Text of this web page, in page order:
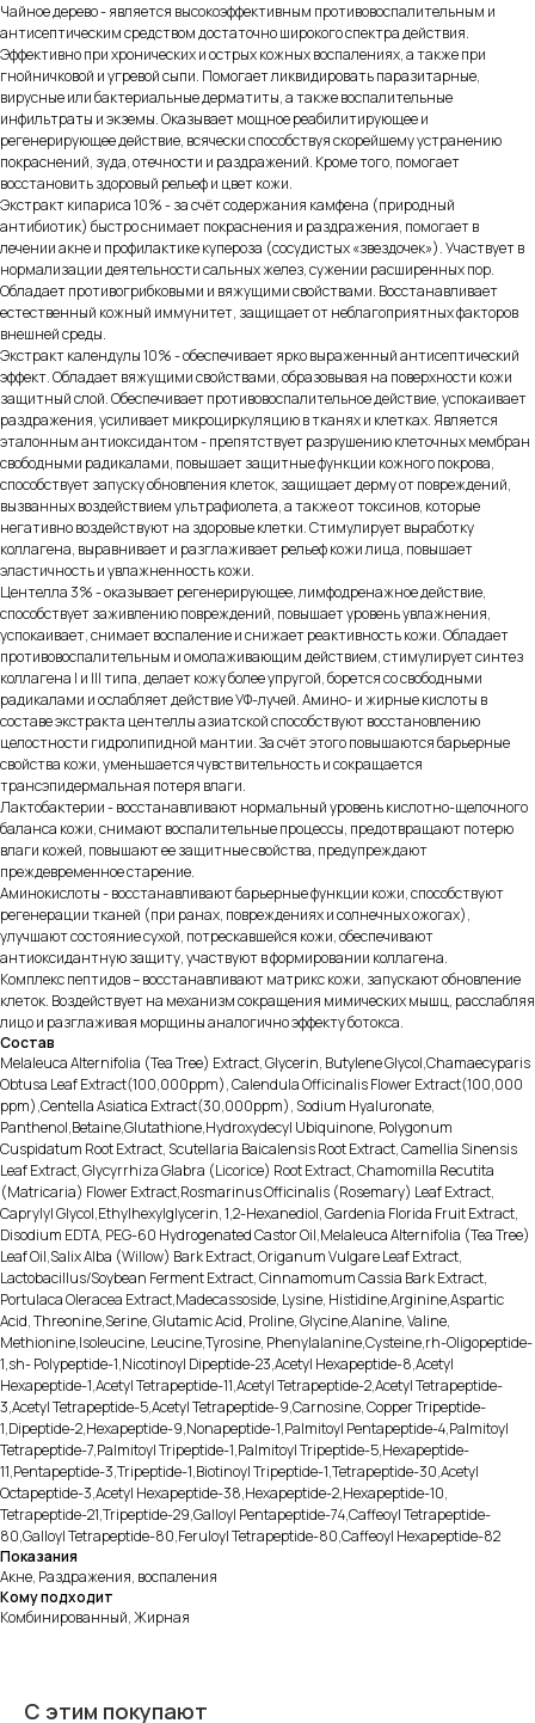
Чайное дерево - является высокоэффективным противовоспалительным и
антисептическим средством достаточно широкого спектра действия.
Эффективно при хронических и острых кожных воспалениях, а также при
гнойничковой и угревой сыпи. Помогает ликвидировать паразитарные,
вирусные или бактериальные дерматиты, а также воспалительные
инфильтраты и экземы. Оказывает мощное реабилитирующее и
регенерирующее действие, всячески способствуя скорейшему устранению
покраснений, зуда, отечности и раздражений. Кроме того, помогает
восстановить здоровый рельеф и цвет кожи.
Экстракт кипариса 10% - за счёт содержания камфена (природный
антибиотик) быстро снимает покраснения и раздражения, помогает в
лечении акне и профилактике купероза (сосудистых «звездочек»). Участвует в
нормализации деятельности сальных желез, сужении расширенных пор.
Обладает противогрибковыми и вяжущими свойствами. Восстанавливает
естественный кожный иммунитет, защищает от неблагоприятных факторов
внешней среды.
Экстракт календулы 10% - обеспечивает ярко выраженный антисептический
эффект. Обладает вяжущими свойствами, образовывая на поверхности кожи
защитный слой. Обеспечивает противовоспалительное действие, успокаивает
раздражения, усиливает микроциркуляцию в тканях и клетках. Является
эталонным антиоксидантом - препятствует разрушению клеточных мембран
свободными радикалами, повышает защитные функции кожного покрова,
способствует запуску обновления клеток, защищает дерму от повреждений,
вызванных воздействием ультрафиолета, а также от токсинов, которые
негативно воздействуют на здоровые клетки. Стимулирует выработку
коллагена, выравнивает и разглаживает рельеф кожи лица, повышает
эластичность и увлажненность кожи.
Центелла 3% - оказывает регенерирующее, лимфодренажное действие,
способствует заживлению повреждений, повышает уровень увлажнения,
успокаивает, снимает воспаление и снижает реактивность кожи. Обладает
противовоспалительным и омолаживающим действием, стимулирует синтез
коллагена I и III типа, делает кожу более упругой, борется со свободными
радикалами и ослабляет действие УФ-лучей. Амино- и жирные кислоты в
составе экстракта центеллы азиатской способствуют восстановлению
целостности гидролипидной мантии. За счёт этого повышаются барьерные
свойства кожи, уменьшается чувствительность и сокращается
трансэпидермальная потеря влаги.
Лактобактерии - восстанавливают нормальный уровень кислотно-щелочного
баланса кожи, снимают воспалительные процессы, предотвращают потерю
влаги кожей, повышают ее защитные свойства, предупреждают
преждевременное старение.
Аминокислоты - восстанавливают барьерные функции кожи, способствуют
регенерации тканей (при ранах, повреждениях и солнечных ожогах),
улучшают состояние сухой, потрескавшейся кожи, обеспечивают
антиоксидантную защиту, участвуют в формировании коллагена.
Комплекс пептидов – восстанавливают матрикс кожи, запускают обновление
клеток. Воздействует на механизм сокращения мимических мышц, расслабляя
лицо и разглаживая морщины аналогично эффекту ботокса.
Cостав
Melaleuca Alternifolia (Tea Tree) Extract, Glycerin, Butylene Glycol,Chamaecyparis
Obtusa Leaf Extract(100,000ppm), Calendula Officinalis Flower Extract(100,000
ppm),Centella Asiatica Extract(30,000ppm), Sodium Hyaluronate,
Panthenol,Betaine,Glutathione,Hydroxydecyl Ubiquinone, Polygonum
Cuspidatum Root Extract, Scutellaria Baicalensis Root Extract, Camellia Sinensis
Leaf Extract, Glycyrrhiza Glabra (Licorice) Root Extract, Chamomilla Recutita
(Matricaria) Flower Extract,Rosmarinus Officinalis (Rosemary) Leaf Extract,
Caprylyl Glycol,Ethylhexylglycerin, 1,2-Hexanediol, Gardenia Florida Fruit Extract,
Disodium EDTA, PEG-60 Hydrogenated Castor Oil,Melaleuca Alternifolia (Tea Tree)
Leaf Oil,Salix Alba (Willow) Bark Extract, Origanum Vulgare Leaf Extract,
Lactobacillus/Soybean Ferment Extract, Cinnamomum Cassia Bark Extract,
Portulaca Oleracea Extract,Madecassoside, Lysine, Histidine,Arginine,Aspartic
Acid, Threonine,Serine, Glutamic Acid, Proline, Glycine,Alanine, Valine,
Methionine,Isoleucine, Leucine,Tyrosine, Phenylalanine,Cysteine,rh-Oligopeptide-
1,sh- Polypeptide-1,Nicotinoyl Dipeptide-23,Acetyl Hexapeptide-8,Acetyl
Hexapeptide-1,Acetyl Tetrapeptide-11,Acetyl Tetrapeptide-2,Acetyl Tetrapeptide-
3,Acetyl Tetrapeptide-5,Acetyl Tetrapeptide-9,Carnosine, Copper Tripeptide-
1,Dipeptide-2,Hexapeptide-9,Nonapeptide-1,Palmitoyl Pentapeptide-4,Palmitoyl
Tetrapeptide-7,Palmitoyl Tripeptide-1,Palmitoyl Tripeptide-5,Hexapeptide-
11,Pentapeptide-3,Tripeptide-1,Biotinoyl Tripeptide-1,Tetrapeptide-30,Acetyl
Octapeptide-3,Acetyl Hexapeptide-38,Hexapeptide-2,Hexapeptide-10,
Tetrapeptide-21,Tripeptide-29,Galloyl Pentapeptide-74,Caffeoyl Tetrapeptide-
80,Galloyl Tetrapeptide-80,Feruloyl Tetrapeptide-80,Caffeoyl Hexapeptide-82
Показания
Акне, Раздражения, воспаления
Кому подходит
Комбинированный, Жирная
С этим покупают